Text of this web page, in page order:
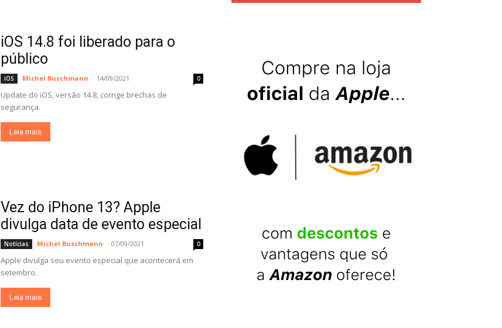
iOS 14.8 foi liberado para o
público
iOS Michel Buschmann - 14/09/2021 0
Update do iOS, versão 14.8, corrige brechas de
segurança.
Leia mais
Vez do iPhone 13? Apple
divulga data de evento especial
Notícias Michel Buschmann - 07/09/2021 0
Apple divulga seu evento especial que acontecerá em
setembro.
Leia mais